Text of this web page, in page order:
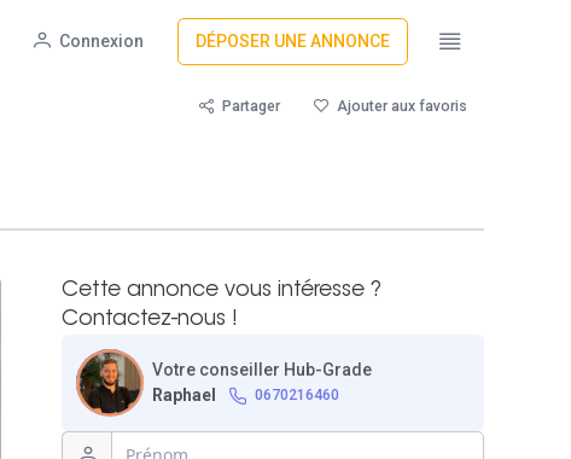
Connexion DÉPOSER UNE ANNONCE
Partager Ajouter aux favoris
Cette annonce vous intéresse ?
Contactez-nous !
Votre conseiller Hub-Grade
Raphael
0670216460